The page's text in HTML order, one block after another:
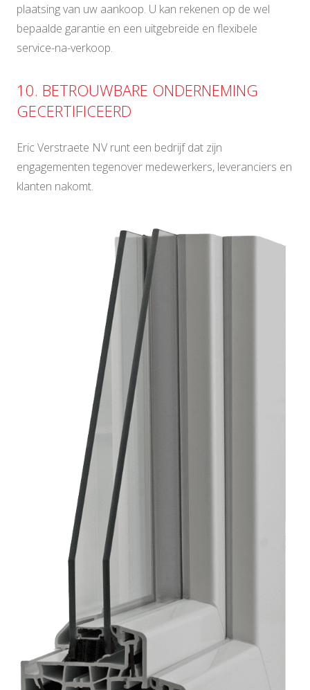
plaatsing van uw aankoop. U kan rekenen op de wel
bepaalde garantie en een uitgebreide en flexibele
service-na-verkoop.
10. BETROUWBARE ONDERNEMING
GECERTIFICEERD
Eric Verstraete NV runt een bedrijf dat zijn
engagementen tegenover medewerkers, leveranciers en
klanten nakomt.